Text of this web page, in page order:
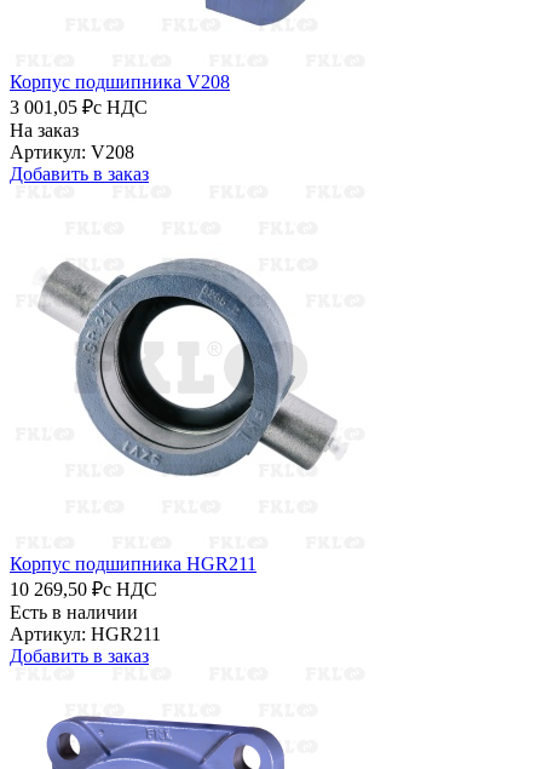
Корпус подшипника V208
3 001,05 ₽с НДС
На заказ
Артикул: V208
Добавить в заказ
Корпус подшипника HGR211
10 269,50 ₽с НДС
Есть в наличии
Артикул: HGR211
Добавить в заказ